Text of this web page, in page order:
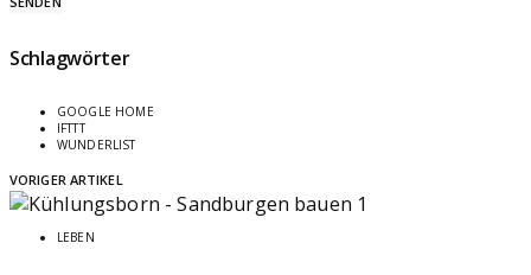
Schlagwörter
GOOGLE HOME
IFTTT
WUNDERLIST
VORIGER ARTIKEL
LEBEN